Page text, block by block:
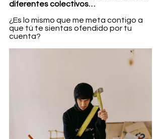
diferentes colectivos…
¿Es lo mismo que me meta contigo a
que tú te sientas ofendido por tu
cuenta?